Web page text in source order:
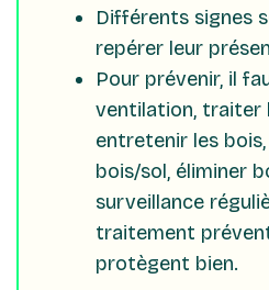
Différents signes
repérer leur
Pour prévenir, il
ventilation, traiter
entretenir les
bois/sol, éliminer
surveillance
traitement
protègent bien.